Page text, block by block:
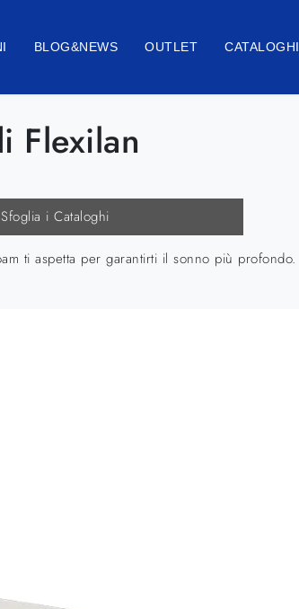
BLOG&NEWS OUTLET CATALOGHI
Flexilan
Sfoglia i Cataloghi
ti aspetta per garantirti il sonno più profondo.